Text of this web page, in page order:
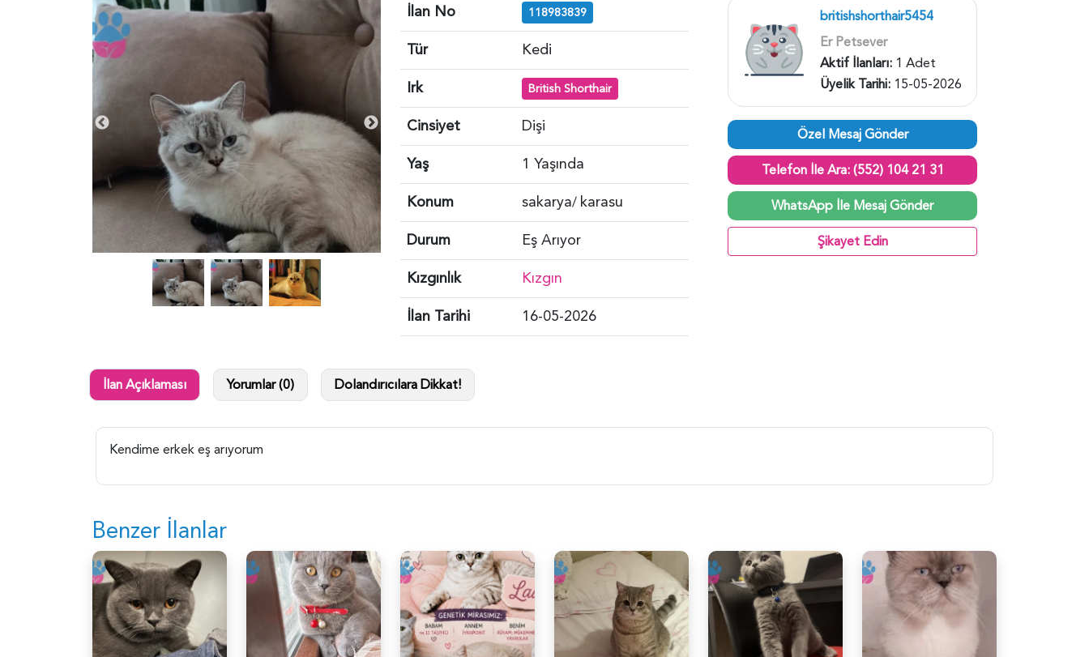
İlan No 118983839
Tür
Kedi
Irk
British Shorthair
Cinsiyet
Dişi
Yaş
1 Yaşında
Konum
sakarya/ karasu
Durum
Eş Arıyor
Kızgınlık
Kızgın
İlan Tarihi
16-05-2026
britishshorthair5454
Er Petsever
Aktif İlanları: 1 Adet
Üyelik Tarihi: 15-05-2026
Özel Mesaj Gönder
Telefon İle Ara: (552) 104 21 31
WhatsApp İle Mesaj Gönder
Şikayet Edin
İlan Açıklaması Yorumlar (0) Dolandırıcılara Dikkat!
Kendime erkek eş arıyorum
Benzer İlanlar